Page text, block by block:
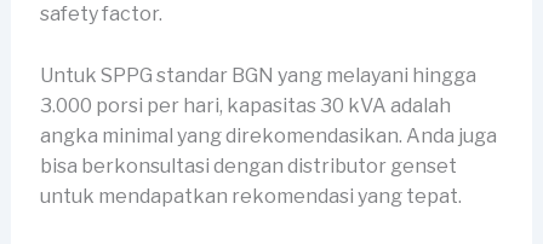
safety factor.
Untuk SPPG standar BGN yang melayani hingga
3.000 porsi per hari, kapasitas 30 kVA adalah
angka minimal yang direkomendasikan. Anda juga
bisa berkonsultasi dengan distributor genset
untuk mendapatkan rekomendasi yang tepat.